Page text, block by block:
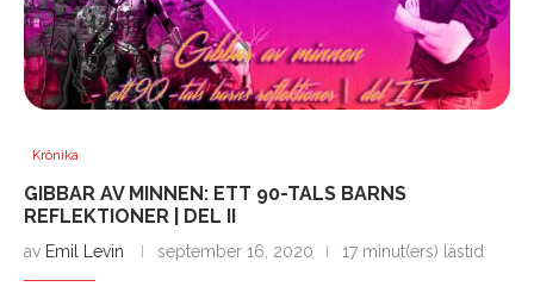
Krönika
GIBBAR AV MINNEN: ETT 90-TALS BARNS
REFLEKTIONER | DEL II
av Emil Levin september 16, 2020 17 minut(ers) lästid